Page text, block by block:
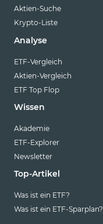
Aktien-Suche
Krypto-Liste
Analyse
ETF-Vergleich
Aktien-Vergleich
ETF Top Flop
Wissen
Akademie
ETF-Explorer
Newsletter
Top-Artikel
Was ist ein ETF?
Was ist ein ETF-Sparplan?